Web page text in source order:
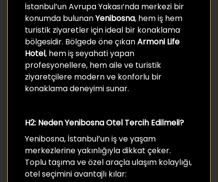
İstanbul’un Avrupa Yakası’nda merkezi bir
konumda bulunanYenibosna, hem iş hem
turistik ziyaretler için ideal bir konaklama
bölgesidir. Bölgede öne çıkanArmoni Life
Hotel, hem iş seyahati yapan
profesyonellere, hem aile ve turistik
ziyaretçilere modern ve konforlu bir
konaklama deneyimi sunar.
H2: Neden Yenibosna Otel Tercih Edilmeli?
Yenibosna, İstanbul’un iş ve yaşam
merkezlerine yakınlığıyla dikkat çeker.
Toplu taşıma ve özel araçla ulaşım kolaylığı,
otel seçimini avantajlı kılar: